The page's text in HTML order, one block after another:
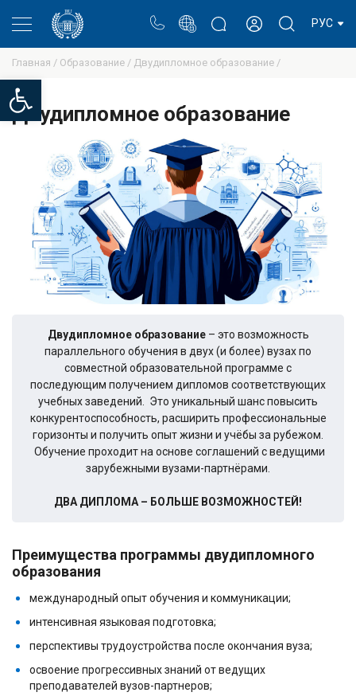
Open toolbar
РУС
Главная / Образование / Двудипломное образование /
Двудипломное образование
Двудипломное образование– это возможность
параллельного обучения в двух (и более) вузах по
совместной образовательной программе с
последующим получением дипломов соответствующих
учебных заведений. Это уникальный шанс повысить
конкурентоспособность, расширить профессиональные
горизонты и получить опыт жизни и учёбы за рубежом.
Обучение проходит на основе соглашений с ведущими
зарубежными вузами-партнёрами.
ДВА ДИПЛОМА – БОЛЬШЕ ВОЗМОЖНОСТЕЙ!
Преимущества программы двудипломного
образования
международный опыт обучения и коммуникации;
интенсивная языковая подготовка;
перспективы трудоустройства после окончания вуза;
освоение прогрессивных знаний от ведущих
преподавателей вузов-партнеров;